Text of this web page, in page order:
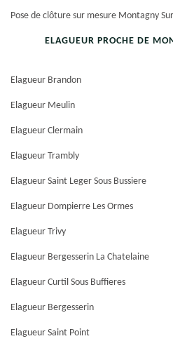
Pose de clôture sur mesure Montagny
ELAGUEUR PROCHE DE
Elagueur Brandon
Elagueur Meulin
Elagueur Clermain
Elagueur Trambly
Elagueur Saint Leger Sous Bussiere
Elagueur Dompierre Les Ormes
Elagueur Trivy
Elagueur Bergesserin La Chatelaine
Elagueur Curtil Sous Buffieres
Elagueur Bergesserin
Elagueur Saint Point